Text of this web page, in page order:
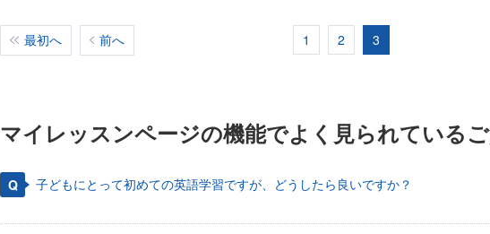
最初へ 前へ 1 2 3
マイレッスンページの機能でよく見られている
子どもにとって初めての英語学習ですが、どうしたら良いですか？